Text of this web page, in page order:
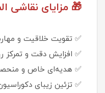
🎁 مزایای نقاشی
✅ تقویت خلاقیت و
✅ افزایش دقت و تمرکز
✅ هدیه‌ای خاص و
✅ تزئین زیبای